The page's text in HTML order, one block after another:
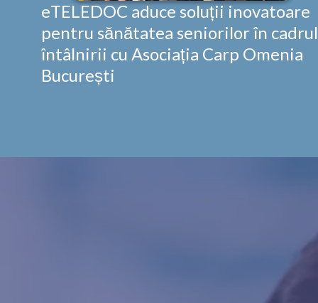
eTELEDOC aduce soluții inovatoare
pentru sănătatea seniorilor în cadrul
întâlnirii cu Asociația Carp Omenia
București